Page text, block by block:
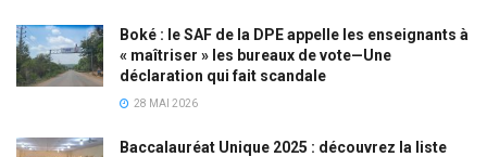
Boké : le SAF de la DPE appelle les enseignants à
« maîtriser » les bureaux de vote—Une
déclaration qui fait scandale
28 MAI 2026
Baccalauréat Unique 2025 : découvrez la liste